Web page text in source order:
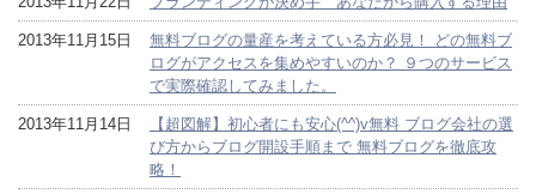
2013年11月15日
無料ブログの量産を考えている方必見！ どの無料ブ
ログがアクセスを集めやすいのか？ ９つのサービス
で実際確認してみました。
2013年11月14日
【超図解】初心者にも安心(^^)v無料 ブログ会社の選
び方からブログ開設手順まで 無料ブログを徹底攻
略！